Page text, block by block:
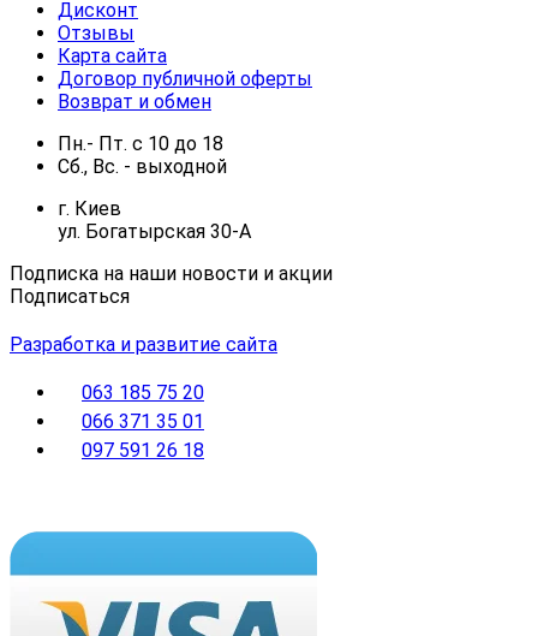
Дисконт
Отзывы
Карта сайта
Договор публичной оферты
Возврат и обмен
Пн.- Пт. с 10 до 18
Сб., Вс. - выходной
г. Киев
ул. Богатырская 30-А
Подписка на наши новости и акции
Подписаться
Разработка и развитие сайта
063 185 75 20
066 371 35 01
097 591 26 18